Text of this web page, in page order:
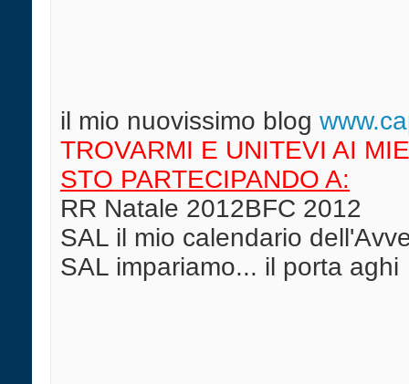
il mio nuovissimo blog w
TROVARMI E UNITEVI AI
STO PARTECIPANDO A:
RR Natale 2012BFC 2012
SAL il mio calendario
SAL impariamo... il porta aghi